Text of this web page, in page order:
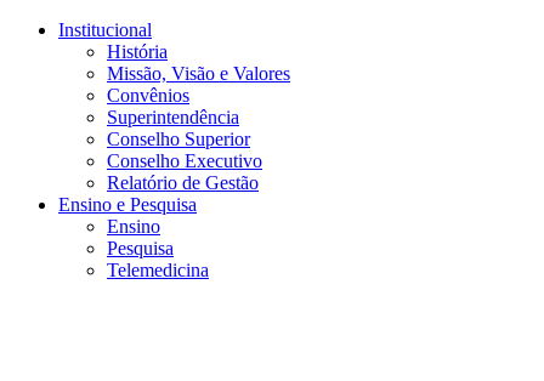
Conteúdo principal
Institucional
História
Missão, Visão e Valores
Convênios
Superintendência
Conselho Superior
Conselho Executivo
Relatório de Gestão
Ensino e Pesquisa
Ensino
Pesquisa
Telemedicina